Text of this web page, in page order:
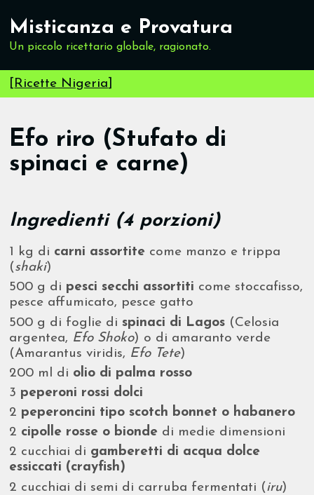
Misticanza e Provatura
Un piccolo ricettario globale, ragionato.
[Ricette Nigeria]
Efo riro (Stufato di
spinaci e carne)
Ingredienti (4 porzioni)
1 kg di carni assortite come manzo e trippa
(shaki)
500 g di pesci secchi assortiti come stoccafisso,
pesce affumicato, pesce gatto
500 g di foglie dispinaci di Lagos (Celosia
argentea, Efo Shoko) o di amaranto verde
(Amarantus viridis, Efo Tete)
200 ml di olio di palma rosso
3 peperoni rossi dolci
2 peperoncini tipo scotch bonnet o habanero
2 cipolle rosse o bionde di medie dimensioni
2 cucchiai di gamberetti di acqua dolce
essiccati (crayfish)
2 cucchiai di semi di carruba fermentati (iru)